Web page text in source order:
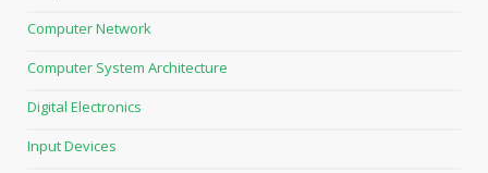
Computer Network
Computer System Architecture
Digital Electronics
Input Devices